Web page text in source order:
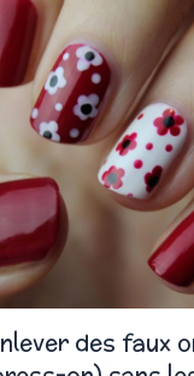
des faux